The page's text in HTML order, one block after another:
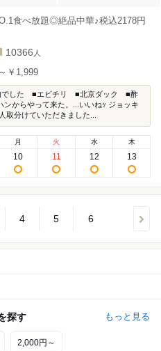
食べ放題◎絶品中華♪税込2178円
10366 人
￥1,999
でした ■エビチリ ■北京ダック ■酢
ンからやって来た。...いいねｯ ジョッキ
取分けていただきました...
月
10
火
11
水
12
木
13
4 5 6
探す もっと見る
2,000円～